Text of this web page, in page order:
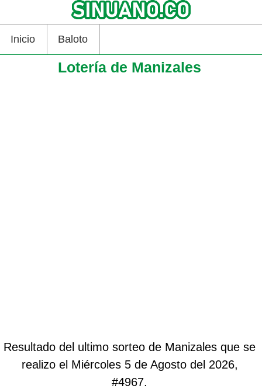
Inicio Baloto
Lotería de Manizales
Resultado del ultimo sorteo de Manizales que se
realizo el Miércoles 5 de Agosto del 2026,
#4967.